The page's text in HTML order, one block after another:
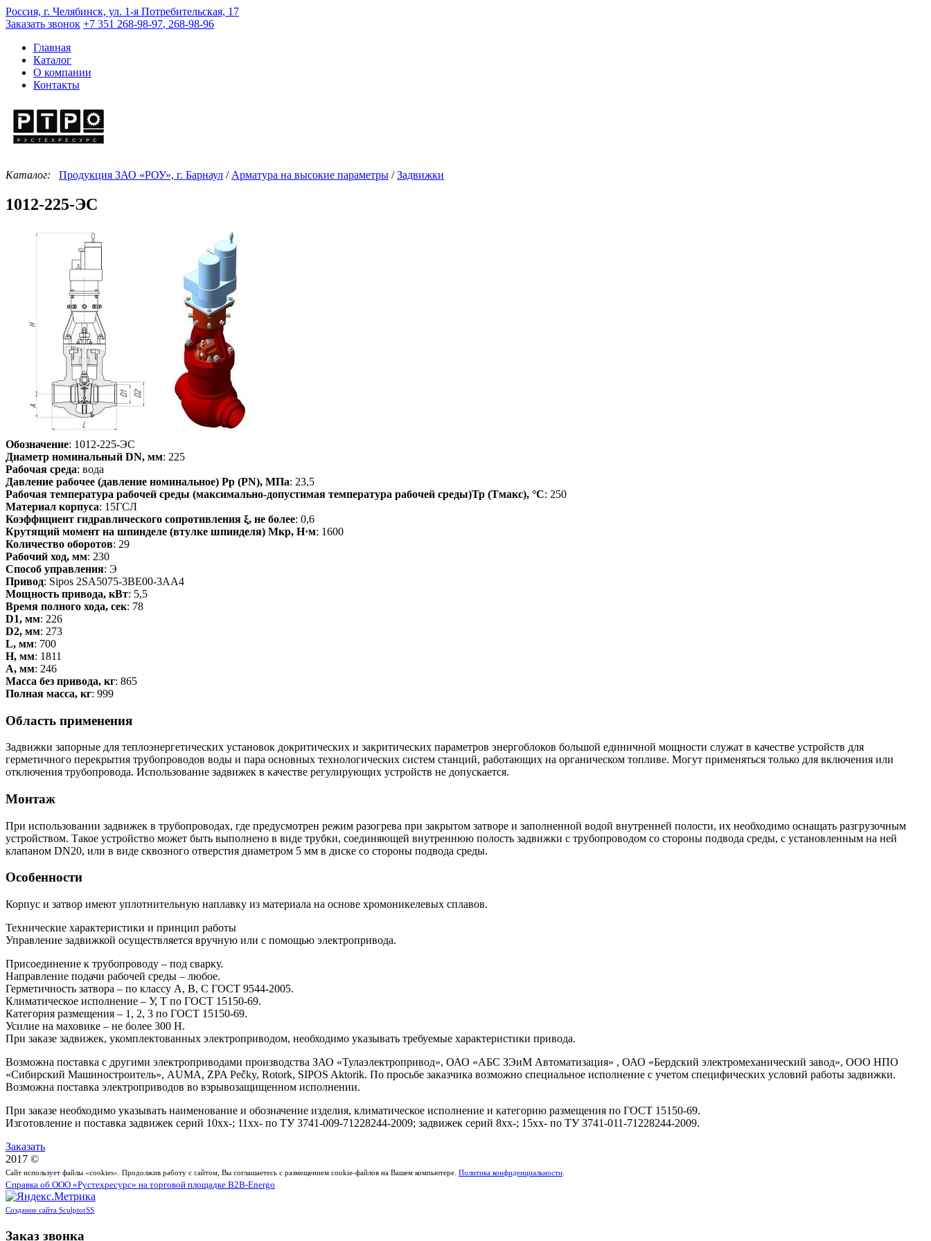
Россия, г. Челябинск, ул. 1-я Потребительская, 17
Заказать звонок +7 351 268-98-97, 268-98-96
Главная
Каталог
О компании
Контакты
Каталог: Продукция ЗАО «РОУ», г. Барнаул / Арматура на высокие параметры /Задвижки
1012-225-ЭС
Обозначение: 1012-225-ЭС
Диаметр номинальный DN, мм: 225
Рабочая среда: вода
Давление рабочее (давление номинальное) Pp (PN), МПа: 23,5
Рабочая температура рабочей среды (максимально-допустимая температура рабочей среды)Тр (Тмакс), °С: 250
Материал корпуса: 15ГСЛ
Коэффициент гидравлического сопротивления ξ, не более: 0,6
Крутящий момент на шпинделе (втулке шпинделя) Мкр, Н·м: 1600
Количество оборотов: 29
Рабочий ход, мм: 230
Способ управления: Э
Привод: Sipos 2SA5075-3BE00-3AA4
Мощность привода, кВт: 5,5
Время полного хода, сек: 78
D1, мм: 226
D2, мм: 273
L, мм: 700
H, мм: 1811
А, мм: 246
Масса без привода, кг: 865
Полная масса, кг: 999
Область применения
Задвижки запорные для теплоэнергетических установок докритических и закритических параметров энергоблоков большой единичной мощности служат в качестве устройств для
герметичного перекрытия трубопроводов воды и пара основных технологических систем станций, работающих на органическом топливе. Могут применяться только для включения или
отключения трубопровода. Использование задвижек в качестве регулирующих устройств не допускается.
Монтаж
При использовании задвижек в трубопроводах, где предусмотрен режим разогрева при закрытом затворе и заполненной водой внутренней полости, их необходимо оснащать разгрузочным
устройством. Такое устройство может быть выполнено в виде трубки, соединяющей внутреннюю полость задвижки с трубопроводом со стороны подвода среды, с установленным на ней
клапаном DN20, или в виде сквозного отверстия диаметром 5 мм в диске со стороны подвода среды.
Особенности
Корпус и затвор имеют уплотнительную наплавку из материала на основе хромоникелевых сплавов.
Технические характеристики и принцип работы
Управление задвижкой осуществляется вручную или с помощью электропривода.
Присоединение к трубопроводу – под сварку.
Направление подачи рабочей среды – любое.
Герметичность затвора – по классу А, В, С ГОСТ 9544-2005.
Климатическое исполнение – У, Т по ГОСТ 15150-69.
Категория размещения – 1, 2, 3 по ГОСТ 15150-69.
Усилие на маховике – не более 300 Н.
При заказе задвижек, укомплектованных электроприводом, необходимо указывать требуемые характеристики привода.
Возможна поставка с другими электроприводами производства ЗАО «Тулаэлектропривод», ОАО «АБС ЗЭиМ Автоматизация» , ОАО «Бердский электромеханический завод», ООО НПО
«Сибирский Машиностроитель», AUMA, ZPA Pečky, Rotork, SIPOS Aktorik. По просьбе заказчика возможно специальное исполнение с учетом специфических условий работы задвижки.
Возможна поставка электроприводов во взрывозащищенном исполнении.
При заказе необходимо указывать наименование и обозначение изделия, климатическое исполнение и категорию размещения по ГОСТ 15150-69.
Изготовление и поставка задвижек серий 10хх-; 11хх- по ТУ 3741-009-71228244-2009; задвижек серий 8хх-; 15хх- по ТУ 3741-011-71228244-2009.
Заказать
2017 ©
Сайт использует файлы «cookies». Продолжив работу с сайтом, Вы соглашаетесь с размещением cookie-файлов на Вашем компьютере. Политика конфиденциальности
Справка об ООО «Рустехресурс» на торговой площадке B2B-Energo
Создание сайта SculptorSS
Заказ звонка